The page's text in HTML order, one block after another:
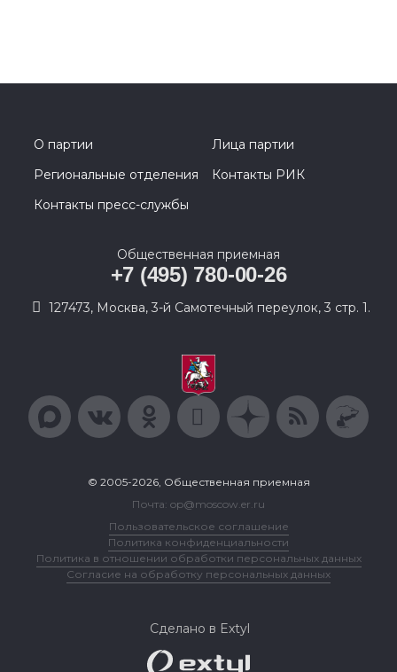
О партии
Лица партии
Региональные отделения
Контакты РИК
Контакты пресс-службы
Общественная приемная
+7 (495) 780-00-26
127473, Москва, 3-й Самотечный переулок, 3 стр. 1.
© 2005-2026, Общественная приемная
Почта: op@moscow.er.ru
Пользовательское соглашение
Политика конфиденциальности
Политика в отношении обработки персональных данных
Согласие на обработку персональных данных
Сделано в Extyl